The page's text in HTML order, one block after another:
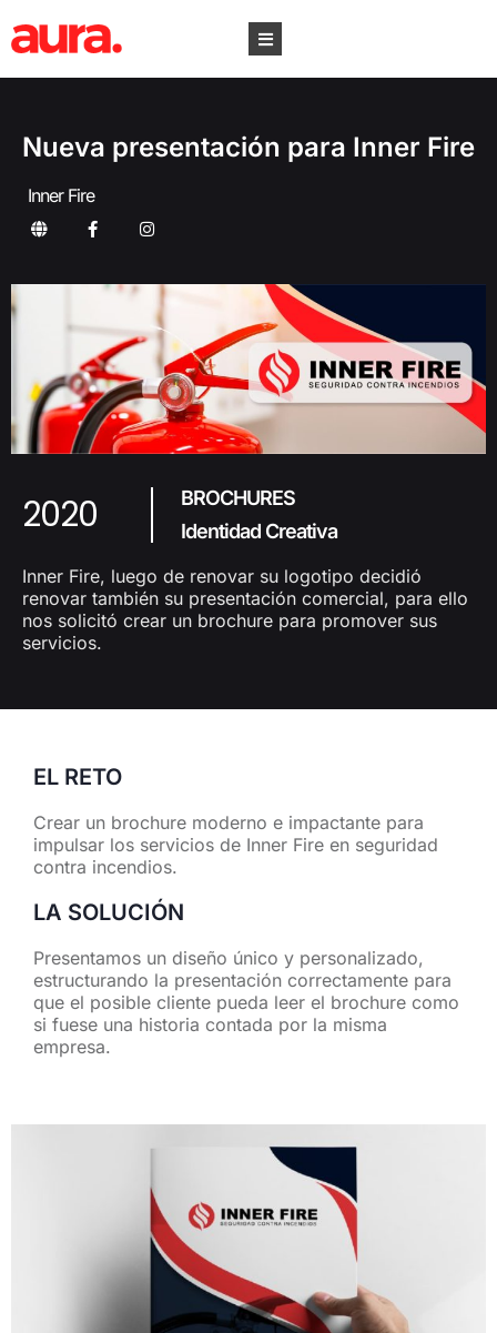
Nueva presentación para Inner Fire
Inner Fire
2020
BROCHURES
Identidad Creativa
Inner Fire, luego de renovar su logotipo decidió
renovar también su presentación comercial, para ello
nos solicitó crear un brochure para promover sus
servicios.
EL RETO
Crear un brochure moderno e impactante para
impulsar los servicios de Inner Fire en seguridad
contra incendios.
LA SOLUCIÓN
Presentamos un diseño único y personalizado,
estructurando la presentación correctamente para
que el posible cliente pueda leer el brochure como
si fuese una historia contada por la misma
empresa.